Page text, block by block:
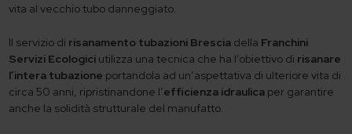
vita al vecchio tubo danneggiato.
Il servizio di risanamento tubazioni Brescia della Franchini
Servizi Ecologici utilizza una tecnica che ha l’obiettivo di risanare
l’intera tubazione portandola ad un’aspettativa di ulteriore vita di
circa 50 anni, ripristinandone l’efficienza idraulica per garantire
anche la solidità strutturale del manufatto.